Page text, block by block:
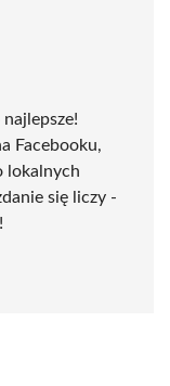
Facebooku,
lokalnych
się liczy -